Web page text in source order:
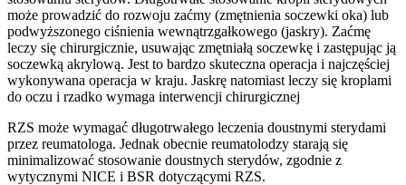
może prowadzić do rozwoju zaćmy (zmętnienia soczewki oka) lub
podwyższonego ciśnienia wewnątrzgałkowego (jaskry). Zaćmę
leczy się chirurgicznie, usuwając zmętniałą soczewkę i zastępując ją
soczewką akrylową. Jest to bardzo skuteczna operacja i najczęściej
wykonywana operacja w kraju. Jaskrę natomiast leczy się kroplami
do oczu i rzadko wymaga interwencji chirurgicznej
RZS może wymagać długotrwałego leczenia doustnymi sterydami
przez reumatologa. Jednak obecnie reumatolodzy starają się
minimalizować stosowanie doustnych sterydów, zgodnie z
wytycznymi NICE i BSR dotyczącymi RZS.